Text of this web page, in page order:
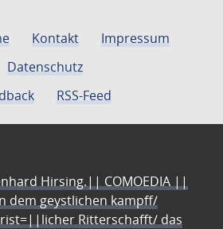
Kontakt
Impressum
Datenschutz
RSS-Feed
Hirsing.|| COMOEDIA ||
dem geystlichen kampff/
Ritterschafft/ das